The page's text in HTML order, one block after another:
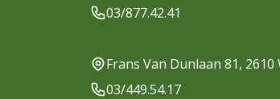
03/877.42.41
Frans Van Dunlaan 81,
03/449.54.17